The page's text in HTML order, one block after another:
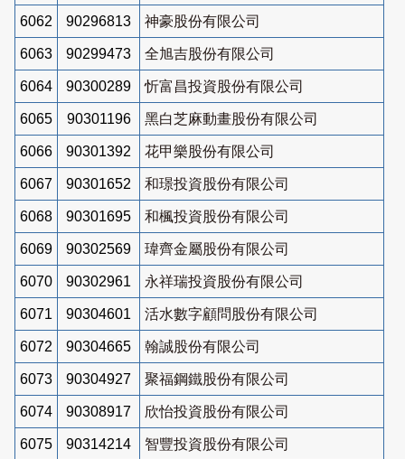
6062 90296813 神豪股份有限公司
6063 90299473 全旭吉股份有限公司
6064 90300289 忻富昌投資股份有限公司
6065 90301196 黑白芝麻動畫股份有限公司
6066 90301392 花甲樂股份有限公司
6067 90301652 和璟投資股份有限公司
6068 90301695 和楓投資股份有限公司
6069 90302569 瑋齊金屬股份有限公司
6070 90302961 永祥瑞投資股份有限公司
6071 90304601 活水數字顧問股份有限公司
6072 90304665 翰誠股份有限公司
6073 90304927 聚福鋼鐵股份有限公司
6074 90308917 欣怡投資股份有限公司
6075 90314214 智豐投資股份有限公司